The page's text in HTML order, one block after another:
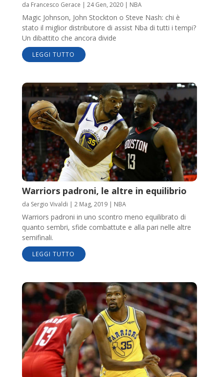
da Francesco Gerace | 24 Gen, 2020| NBA
Magic Johnson, John Stockton o Steve Nash: chi è
stato il miglior distributore di assist Nba di tutti i tempi?
Un dibattito che ancora divide
LEGGI TUTTO
Warriors padroni, le altre in equilibrio
da Sergio Vivaldi | 2 Mag, 2019| NBA
Warriors padroni in uno scontro meno equilibrato di
quanto sembri, sfide combattute e alla pari nelle altre
semifinali.
LEGGI TUTTO